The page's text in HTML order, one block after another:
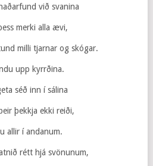
við svanina
merki alla ævi,
milli tjarnar og skógar.
upp kyrrðina.
séð inn í sálina
þekkja ekki reiði,
allir í andanum.
rétt hjá svönunum,